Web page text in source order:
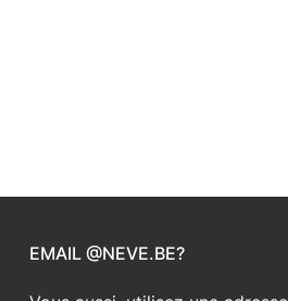
EMAIL @NEVE.BE?